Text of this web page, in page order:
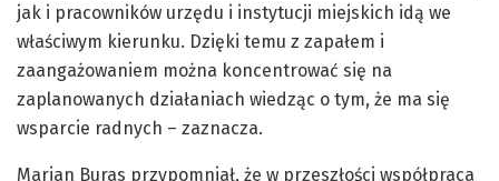
jak i pracowników urzędu i instytucji miejskich idą we
właściwym kierunku. Dzięki temu z zapałem i
zaangażowaniem można koncentrować się na
zaplanowanych działaniach wiedząc o tym, że ma się
wsparcie radnych – zaznacza.
Marian Buras przypomniał, że w przeszłości współpraca